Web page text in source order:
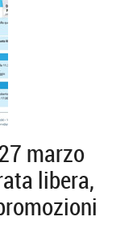
marzo
libera,